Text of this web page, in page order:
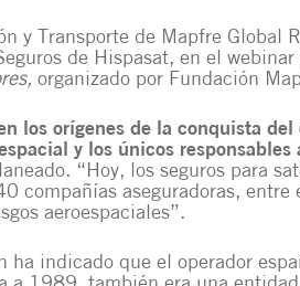
y Transporte de Mapfre Global
de Hispasat, en el webinar
organizado por Fundación
los orígenes de la conquista del
y los únicos responsables
“Hoy, los seguros para
compañías aseguradoras, entre
aeroespaciales”.
ha indicado que el operador